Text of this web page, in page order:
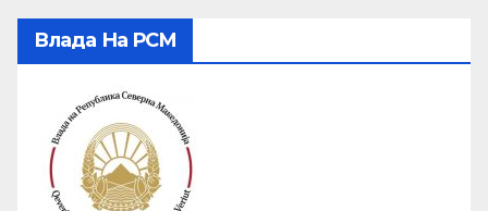
Влада На РСМ